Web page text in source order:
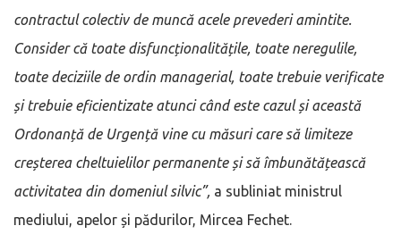
contractul colectiv de muncă acele prevederi amintite.
Consider că toate disfuncționalitățile, toate neregulile,
toate deciziile de ordin managerial, toate trebuie verificate
și trebuie eficientizate atunci când este cazul și această
Ordonanță de Urgență vine cu măsuri care să limiteze
creșterea cheltuielilor permanente și să îmbunătățească
activitatea din domeniul silvic”, a subliniat ministrul
mediului, apelor și pădurilor, Mircea Fechet.